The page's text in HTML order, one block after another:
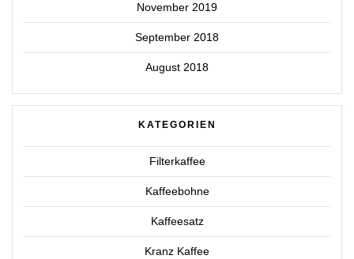
November 2019
September 2018
August 2018
KATEGORIEN
Filterkaffee
Kaffeebohne
Kaffeesatz
Kranz Kaffee